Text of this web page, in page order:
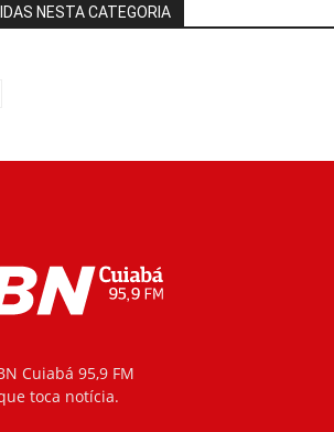
NESTA CATEGORIA
Cuiabá 95,9 FM
toca notícia.